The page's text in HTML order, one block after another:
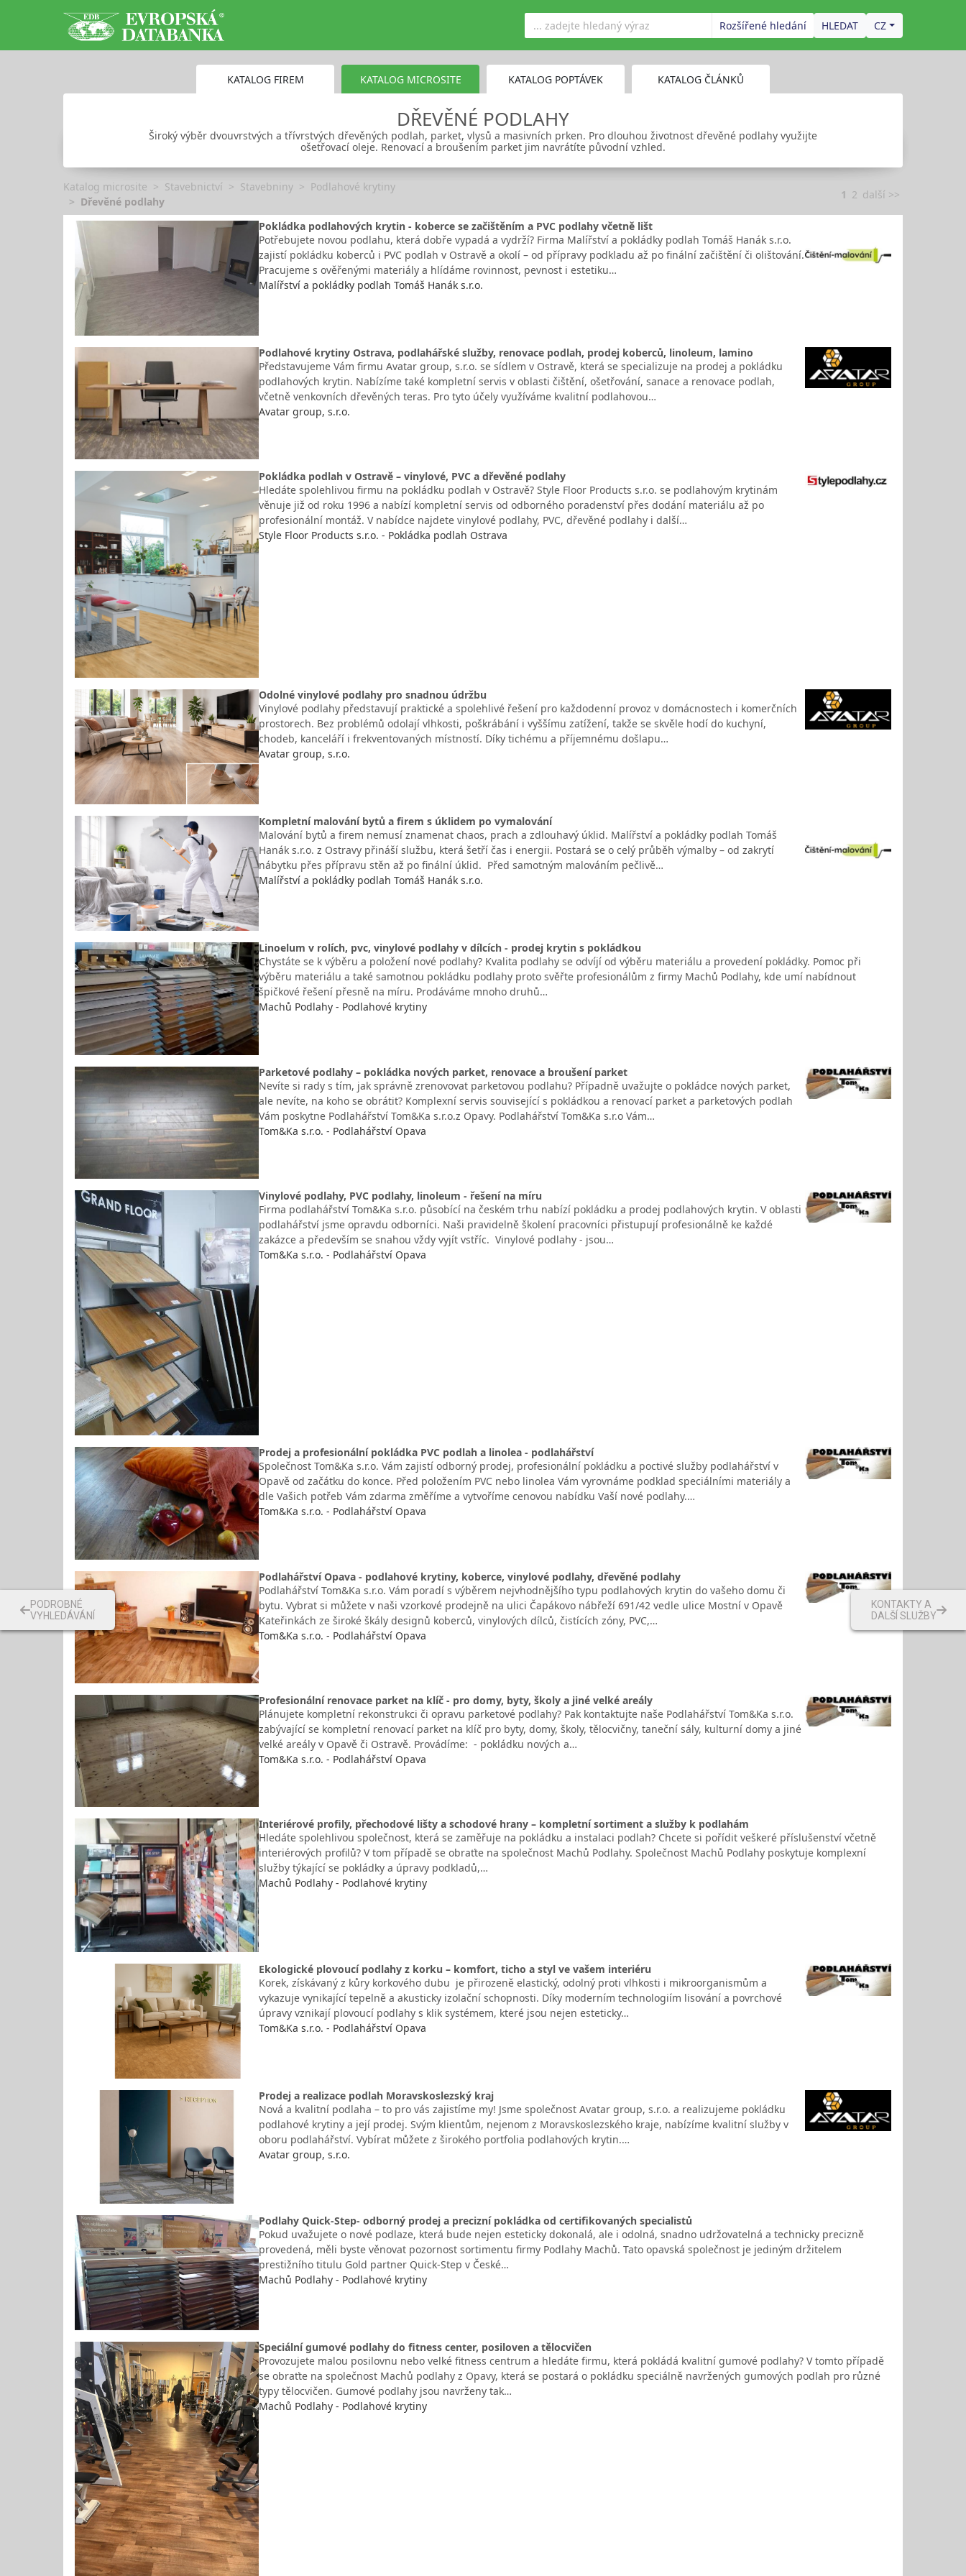
Rozšířené hledání CZ
KATALOG FIREM KATALOG MICROSITE KATALOG POPTÁVEK KATALOG ČLÁNKŮ
DŘEVĚNÉ PODLAHY
Široký výběr dvouvrstvých a třívrstvých dřevěných podlah, parket, vlysů a masivních prken. Pro dlouhou životnost dřevěné podlahy využijte
ošetřovací oleje. Renovací a broušením parket jim navrátíte původní vzhled.
Katalog microsite Stavebnictví Stavebniny
Podlahové krytiny
Dřevěné podlahy
1 2 další >>
Pokládka podlahových krytin - koberce se začištěním a PVC podlahy včetně lišt
Potřebujete novou podlahu, která dobře vypadá a vydrží? Firma Malířství a pokládky podlah Tomáš Hanák s.r.o.
zajistí pokládku koberců i PVC podlah v Ostravě a okolí – od přípravy podkladu až po finální začištění či olištování.
Pracujeme s ověřenými materiály a hlídáme rovinnost, pevnost i estetiku…
Malířství a pokládky podlah Tomáš Hanák s.r.o.
Podlahové krytiny Ostrava, podlahářské služby, renovace podlah, prodej koberců, linoleum, lamino
Představujeme Vám firmu Avatar group, s.r.o. se sídlem v Ostravě, která se specializuje na prodej a pokládku
podlahových krytin. Nabízíme také kompletní servis v oblasti čištění, ošetřování, sanace a renovace podlah,
včetně venkovních dřevěných teras. Pro tyto účely využíváme kvalitní podlahovou…
Avatar group, s.r.o.
Pokládka podlah v Ostravě – vinylové, PVC a dřevěné podlahy
Hledáte spolehlivou firmu na pokládku podlah v Ostravě? Style Floor Products s.r.o. se podlahovým krytinám
věnuje již od roku 1996 a nabízí kompletní servis od odborného poradenství přes dodání materiálu až po
profesionální montáž. V nabídce najdete vinylové podlahy, PVC, dřevěné podlahy i další…
Style Floor Products s.r.o. - Pokládka podlah Ostrava
Odolné vinylové podlahy pro snadnou údržbu
Vinylové podlahy představují praktické a spolehlivé řešení pro každodenní provoz v domácnostech i komerčních
prostorech. Bez problémů odolají vlhkosti, poškrábání i vyššímu zatížení, takže se skvěle hodí do kuchyní,
chodeb, kanceláří i frekventovaných místností. Díky tichému a příjemnému došlapu…
Avatar group, s.r.o.
Kompletní malování bytů a firem s úklidem po vymalování
Malování bytů a firem nemusí znamenat chaos, prach a zdlouhavý úklid. Malířství a pokládky podlah Tomáš
Hanák s.r.o. z Ostravy přináší službu, která šetří čas i energii. Postará se o celý průběh výmalby – od zakrytí
nábytku přes přípravu stěn až po finální úklid. Před samotným malováním pečlivě…
Malířství a pokládky podlah Tomáš Hanák s.r.o.
Linoelum v rolích, pvc, vinylové podlahy v dílcích - prodej krytin s pokládkou
Chystáte se k výběru a položení nové podlahy? Kvalita podlahy se odvíjí od výběru materiálu a provedení pokládky. Pomoc při
výběru materiálu a také samotnou pokládku podlahy proto svěřte profesionálům z firmy Machů Podlahy, kde umí nabídnout
špičkové řešení přesně na míru. Prodáváme mnoho druhů…
Machů Podlahy - Podlahové krytiny
Parketové podlahy – pokládka nových parket, renovace a broušení parket
Nevíte si rady s tím, jak správně zrenovovat parketovou podlahu? Případně uvažujte o pokládce nových parket,
ale nevíte, na koho se obrátit? Komplexní servis související s pokládkou a renovací parket a parketových podlah
Vám poskytne Podlahářství Tom&Ka s.r.o.z Opavy. Podlahářství Tom&Ka s.r.o Vám…
Tom&Ka s.r.o. - Podlahářství Opava
Vinylové podlahy, PVC podlahy, linoleum - řešení na míru
Firma podlahářství Tom&Ka s.r.o. působící na českém trhu nabízí pokládku a prodej podlahových krytin. V oblasti
podlahářství jsme opravdu odborníci. Naši pravidelně školení pracovníci přistupují profesionálně ke každé
zakázce a především se snahou vždy vyjít vstříc. Vinylové podlahy - jsou…
Tom&Ka s.r.o. - Podlahářství Opava
Prodej a profesionální pokládka PVC podlah a linolea - podlahářství
Společnost Tom&Ka s.r.o. Vám zajistí odborný prodej, profesionální pokládku a poctivé služby podlahářství v
Opavě od začátku do konce. Před položením PVC nebo linolea Vám vyrovnáme podklad speciálními materiály a
dle Vašich potřeb Vám zdarma změříme a vytvoříme cenovou nabídku Vaší nové podlahy.…
Tom&Ka s.r.o. - Podlahářství Opava
Podlahářství Opava - podlahové krytiny, koberce, vinylové podlahy, dřevěné podlahy
Podlahářství Tom&Ka s.r.o. Vám poradí s výběrem nejvhodnějšího typu podlahových krytin do vašeho domu či
bytu. Vybrat si můžete v naši vzorkové prodejně na ulici Čapákovo nábřeží 691/42 vedle ulice Mostní v Opavě
Kateřinkách ze široké škály designů koberců, vinylových dílců, čistících zóny, PVC,…
Tom&Ka s.r.o. - Podlahářství Opava
Profesionální renovace parket na klíč - pro domy, byty, školy a jiné velké areály
Plánujete kompletní rekonstrukci či opravu parketové podlahy? Pak kontaktujte naše Podlahářství Tom&Ka s.r.o.
zabývající se kompletní renovací parket na klíč pro byty, domy, školy, tělocvičny, taneční sály, kulturní domy a jiné
velké areály v Opavě či Ostravě. Provádíme: - pokládku nových a…
Tom&Ka s.r.o. - Podlahářství Opava
Interiérové profily, přechodové lišty a schodové hrany – kompletní sortiment a služby k podlahám
Hledáte spolehlivou společnost, která se zaměřuje na pokládku a instalaci podlah? Chcete si pořídit veškeré příslušenství včetně
interiérových profilů? V tom případě se obraťte na společnost Machů Podlahy. Společnost Machů Podlahy poskytuje komplexní
služby týkající se pokládky a úpravy podkladů,…
Machů Podlahy - Podlahové krytiny
Ekologické plovoucí podlahy z korku – komfort, ticho a styl ve vašem interiéru
Korek, získávaný z kůry korkového dubu je přirozeně elastický, odolný proti vlhkosti i mikroorganismům a
vykazuje vynikající tepelně a akusticky izolační schopnosti. Díky moderním technologiím lisování a povrchové
úpravy vznikají plovoucí podlahy s klik systémem, které jsou nejen esteticky…
Tom&Ka s.r.o. - Podlahářství Opava
Prodej a realizace podlah Moravskoslezský kraj
Nová a kvalitní podlaha – to pro vás zajistíme my! Jsme společnost Avatar group, s.r.o. a realizujeme pokládku
podlahové krytiny a její prodej. Svým klientům, nejenom z Moravskoslezského kraje, nabízíme kvalitní služby v
oboru podlahářství. Vybírat můžete z širokého portfolia podlahových krytin.…
Avatar group, s.r.o.
Podlahy Quick-Step- odborný prodej a precizní pokládka od certifikovaných specialistů
Pokud uvažujete o nové podlaze, která bude nejen esteticky dokonalá, ale i odolná, snadno udržovatelná a technicky precizně
provedená, měli byste věnovat pozornost sortimentu firmy Podlahy Machů. Tato opavská společnost je jediným držitelem
prestižního titulu Gold partner Quick-Step v České…
Machů Podlahy - Podlahové krytiny
Speciální gumové podlahy do fitness center, posiloven a tělocvičen
Provozujete malou posilovnu nebo velké fitness centrum a hledáte firmu, která pokládá kvalitní gumové podlahy? V tomto případě
se obraťte na společnost Machů podlahy z Opavy, která se postará o pokládku speciálně navržených gumových podlah pro různé
typy tělocvičen. Gumové podlahy jsou navrženy tak…
Machů Podlahy - Podlahové krytiny
KONTAKTY A
DALŠÍ SLUŽBY
PODROBNÉ
VYHLEDÁVÁNÍ